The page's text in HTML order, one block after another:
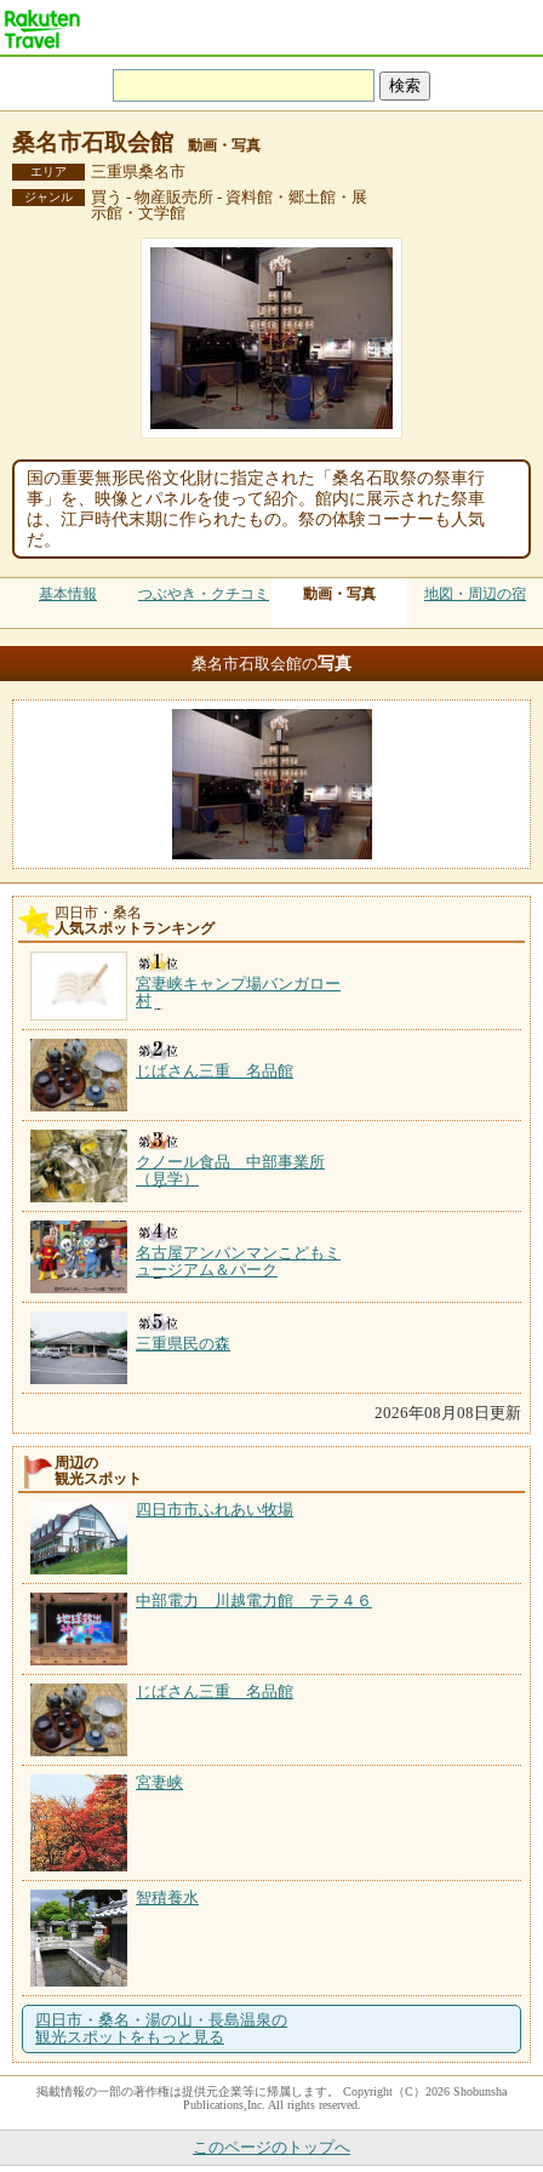
桑名市石取会館 動画・写真
エリア 三重県桑名市
ジャンル
買う - 物産販売所 - 資料館・郷土館・展
示館・文学館
国の重要無形民俗文化財に指定された「桑名石取祭の祭車行
事」を、映像とパネルを使って紹介。館内に展示された祭車
は、江戸時代末期に作られたもの。祭の体験コーナーも人気
だ。
基本情報 つぶやき・クチコミ 動画・写真 地図・周辺の宿
桑名市石取会館の写真
四日市・桑名
人気スポットランキング
宮妻峡キャンプ場バンガロー
村
じばさん三重 名品館
クノール食品 中部事業所
（見学）
名古屋アンパンマンこどもミ
ュージアム＆パーク
三重県民の森
2026年08月08日更新
周辺の
観光スポット
四日市市ふれあい牧場
中部電力 川越電力館 テラ４６
じばさん三重 名品館
宮妻峡
智積養水
四日市・桑名・湯の山・長島温泉の
観光スポットをもっと見る
掲載情報の一部の著作権は提供元企業等に帰属します。 Copyright（C）2026 Shobunsha
Publications,Inc. All rights reserved.
このページのトップへ